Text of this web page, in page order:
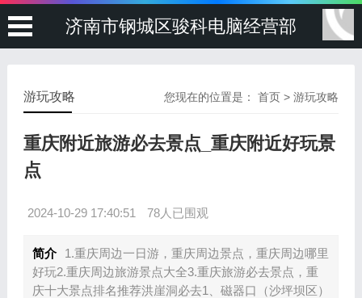
济南市钢城区骏科电脑经营部
您现在的位置是：首页 >游玩攻略
游玩攻略
重庆附近旅游必去景点_重庆附近好玩景
点
2024-10-29 17:40:51 78人已围观
简介
1.重庆周边一日游，重庆周边景点，重庆周边哪里
好玩2.重庆周边旅游景点大全3.重庆旅游必去景点，重
庆十大景点排名推荐洪崖洞必去1、磁器口（沙坪坝区）